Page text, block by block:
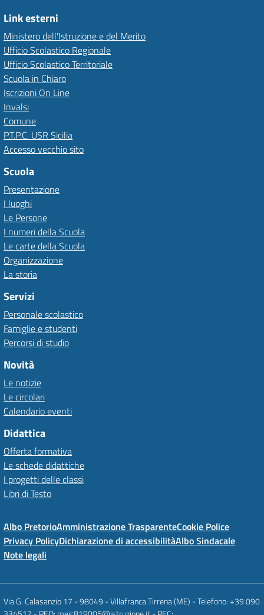
Link esterni
Ministero dell'Istruzione e del Merito
Ufficio Scolastico Regionale
Ufficio Scolastico Territoriale
Scuola in Chiaro
Iscrizioni On Line
Invalsi
Comune
P.T.P.C. USR Sicilia
Accesso vecchio sito
Scuola
Presentazione
I luoghi
Le Persone
I numeri della Scuola
Le carte della Scuola
Organizzazione
La storia
Servizi
Personale scolastico
Famiglie e studenti
Percorsi di studio
Novità
Le notizie
Le circolari
Calendario eventi
Didattica
Offerta formativa
Le schede didattiche
I progetti delle classi
Libri di Testo
Albo PretorioAmministrazione TrasparenteCookie Police
Privacy PolicyDichiarazione di accessibilitàAlbo Sindacale
Note legali
Via G. Calasanzio 17 - 98049 - Villafranca Tirrena (ME) - Telefono: +39 090